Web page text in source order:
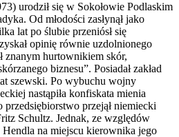
urodził się w Sokołowie Podlaskim
Od młodości zasłynął jako
lat po ślubie przeniósł się
opinię równie uzdolnionego
znanym hurtownikiem skór,
biznesu”. Posiadał zakład
szewski. Po wybuchu wojny
nastąpiła konfiskata mienia
przejął niemiecki
Schultz. Jednak, ze względów
na miejscu kierownika jego